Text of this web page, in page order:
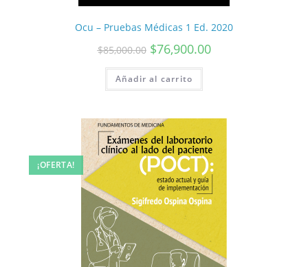
Ocu – Pruebas Médicas 1 Ed. 2020
$85,000.00 $76,900.00
Añadir al carrito
¡OFERTA!